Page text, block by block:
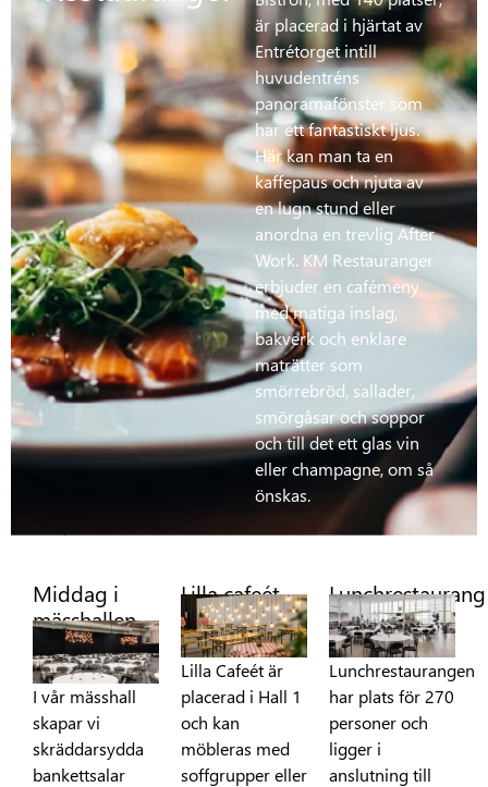
är placerad i hjärtat av
Entrétorget intill
huvudentréns
panoramafönster som
har ett fantastiskt ljus.
Här kan man ta en
kaffepaus och njuta av
en lugn stund eller
anordna en trevlig After
Work. KM Restauranger
erbjuder en cafémeny
med matiga inslag,
bakverk och enklare
maträtter som
smörrebröd, sallader,
smörgåsar och soppor
och till det ett glas vin
eller champagne, om så
önskas.
Middag i
mässhallen
I vår mässhall
skapar vi
skräddarsydda
bankettsalar
Lilla cafeét
Lilla Cafeét är
placerad i Hall 1
och kan
möbleras med
soffgrupper eller
Lunchrestaurang
Lunchrestaurangen
har plats för 270
personer och
ligger i
anslutning till